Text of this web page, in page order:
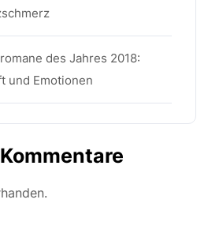
des Jahres 2018:
und Emotionen